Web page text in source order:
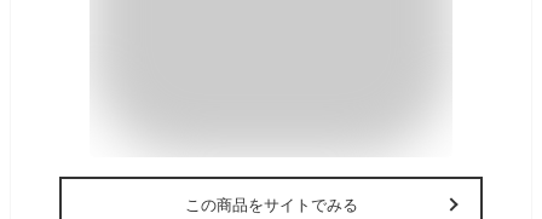
この商品をサイトでみる